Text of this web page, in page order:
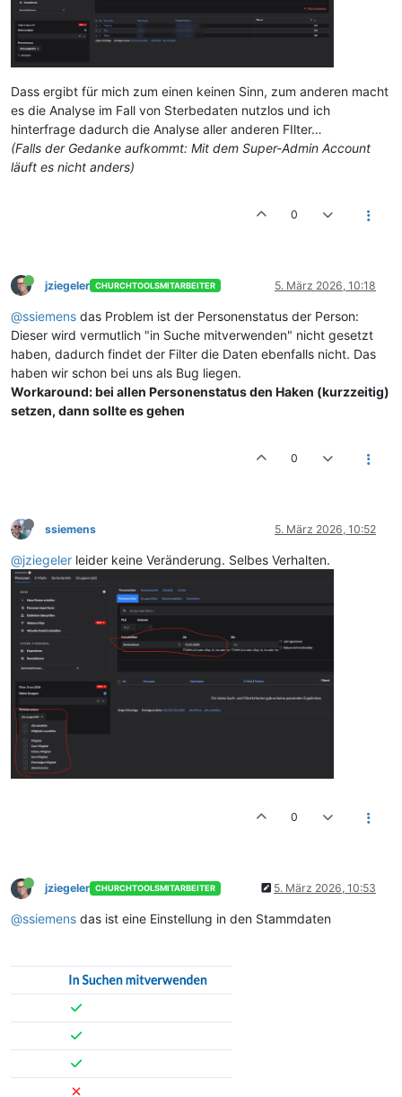
Dass ergibt für mich zum einen keinen Sinn, zum anderen macht
es die Analyse im Fall von Sterbedaten nutzlos und ich
hinterfrage dadurch die Analyse aller anderen FIlter…
(Falls der Gedanke aufkommt: Mit dem Super-Admin Account
läuft es nicht anders)
0
jziegeler CHURCHTOOLSMITARBEITER 5. März 2026, 10:18
@ssiemens das Problem ist der Personenstatus der Person:
Dieser wird vermutlich "in Suche mitverwenden" nicht gesetzt
haben, dadurch findet der Filter die Daten ebenfalls nicht. Das
haben wir schon bei uns als Bug liegen.
Workaround: bei allen Personenstatus den Haken (kurzzeitig)
setzen, dann sollte es gehen
0
ssiemens 5. März 2026, 10:52
@jziegeler leider keine Veränderung. Selbes Verhalten.
0
jziegeler CHURCHTOOLSMITARBEITER 5. März 2026, 10:53
@ssiemens das ist eine Einstellung in den Stammdaten